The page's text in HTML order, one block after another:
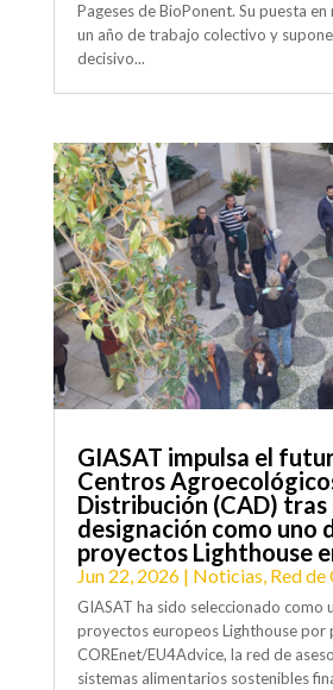
Pageses de BioPonent. Su puesta
un año de trabajo colectivo y
decisivo...
GIASAT impulsa el
Centros
Distribución (CAD) tras
designación como uno
proyectos Lighthouse
Jun 22, 2026| Noticias, Red de
GIASAT ha sido seleccionado como
proyectos europeos Lighthouse por
COREnet/EU4Advice, la red de
sistemas alimentarios sostenibles